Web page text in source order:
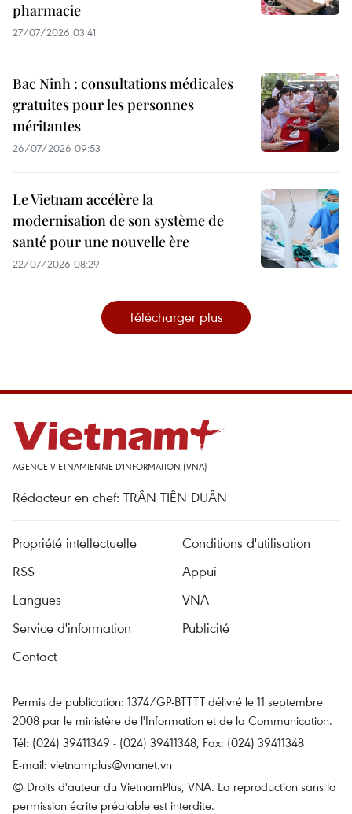
pharmacie
27/07/2026 03:41
Bac Ninh : consultations médicales
gratuites pour les personnes
méritantes
26/07/2026 09:53
Le Vietnam accélère la
modernisation de son système de
santé pour une nouvelle ère
22/07/2026 08:29
Télécharger plus
AGENCE VIETNAMIENNE D'INFORMATION (VNA)
Rédacteur en chef: TRÂN TIÊN DUÂN
Propriété intellectuelle
Conditions d'utilisation
RSS
Appui
Langues
VNA
Service d'information
Publicité
Contact
Permis de publication: 1374/GP-BTTTT délivré le 11 septembre
2008 par le ministère de l'Information et de la Communication.
Tél: (024) 39411349 - (024) 39411348, Fax: (024) 39411348
E-mail: vietnamplus@vnanet.vn
© Droits d'auteur du VietnamPlus, VNA. La reproduction sans la
permission écrite préalable est interdite.